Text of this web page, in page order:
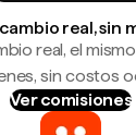
real, sin
real, el
sin costos
Ver comisiones